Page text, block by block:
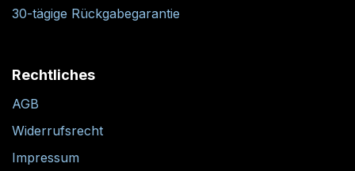
30-tägige Rückgabegarantie
Rechtliches
AGB
Widerrufsrecht
Impressum